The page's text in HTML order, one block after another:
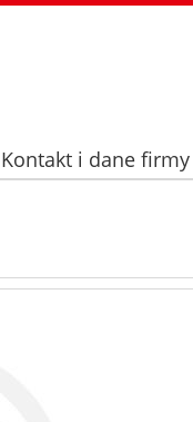
Kontakt i dane firmy